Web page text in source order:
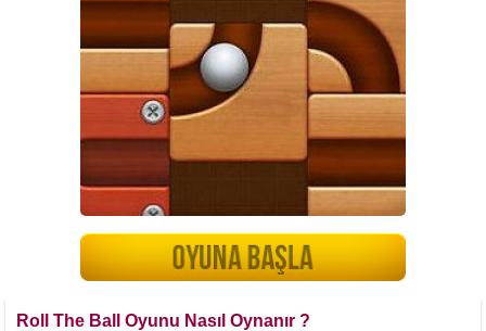
Roll The Ball Oyunu Nasıl Oynanır ?